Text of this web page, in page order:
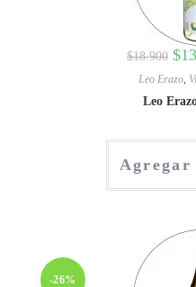
$18.900 $
Leo Erazo,
Leo
-26%